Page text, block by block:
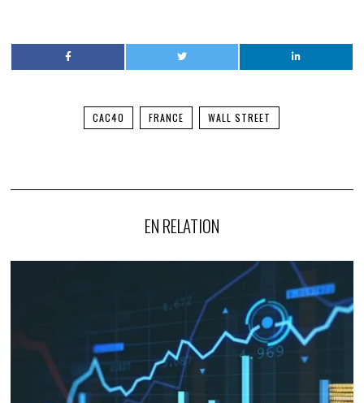
CAC40 FRANCE WALL STREET
EN RELATION